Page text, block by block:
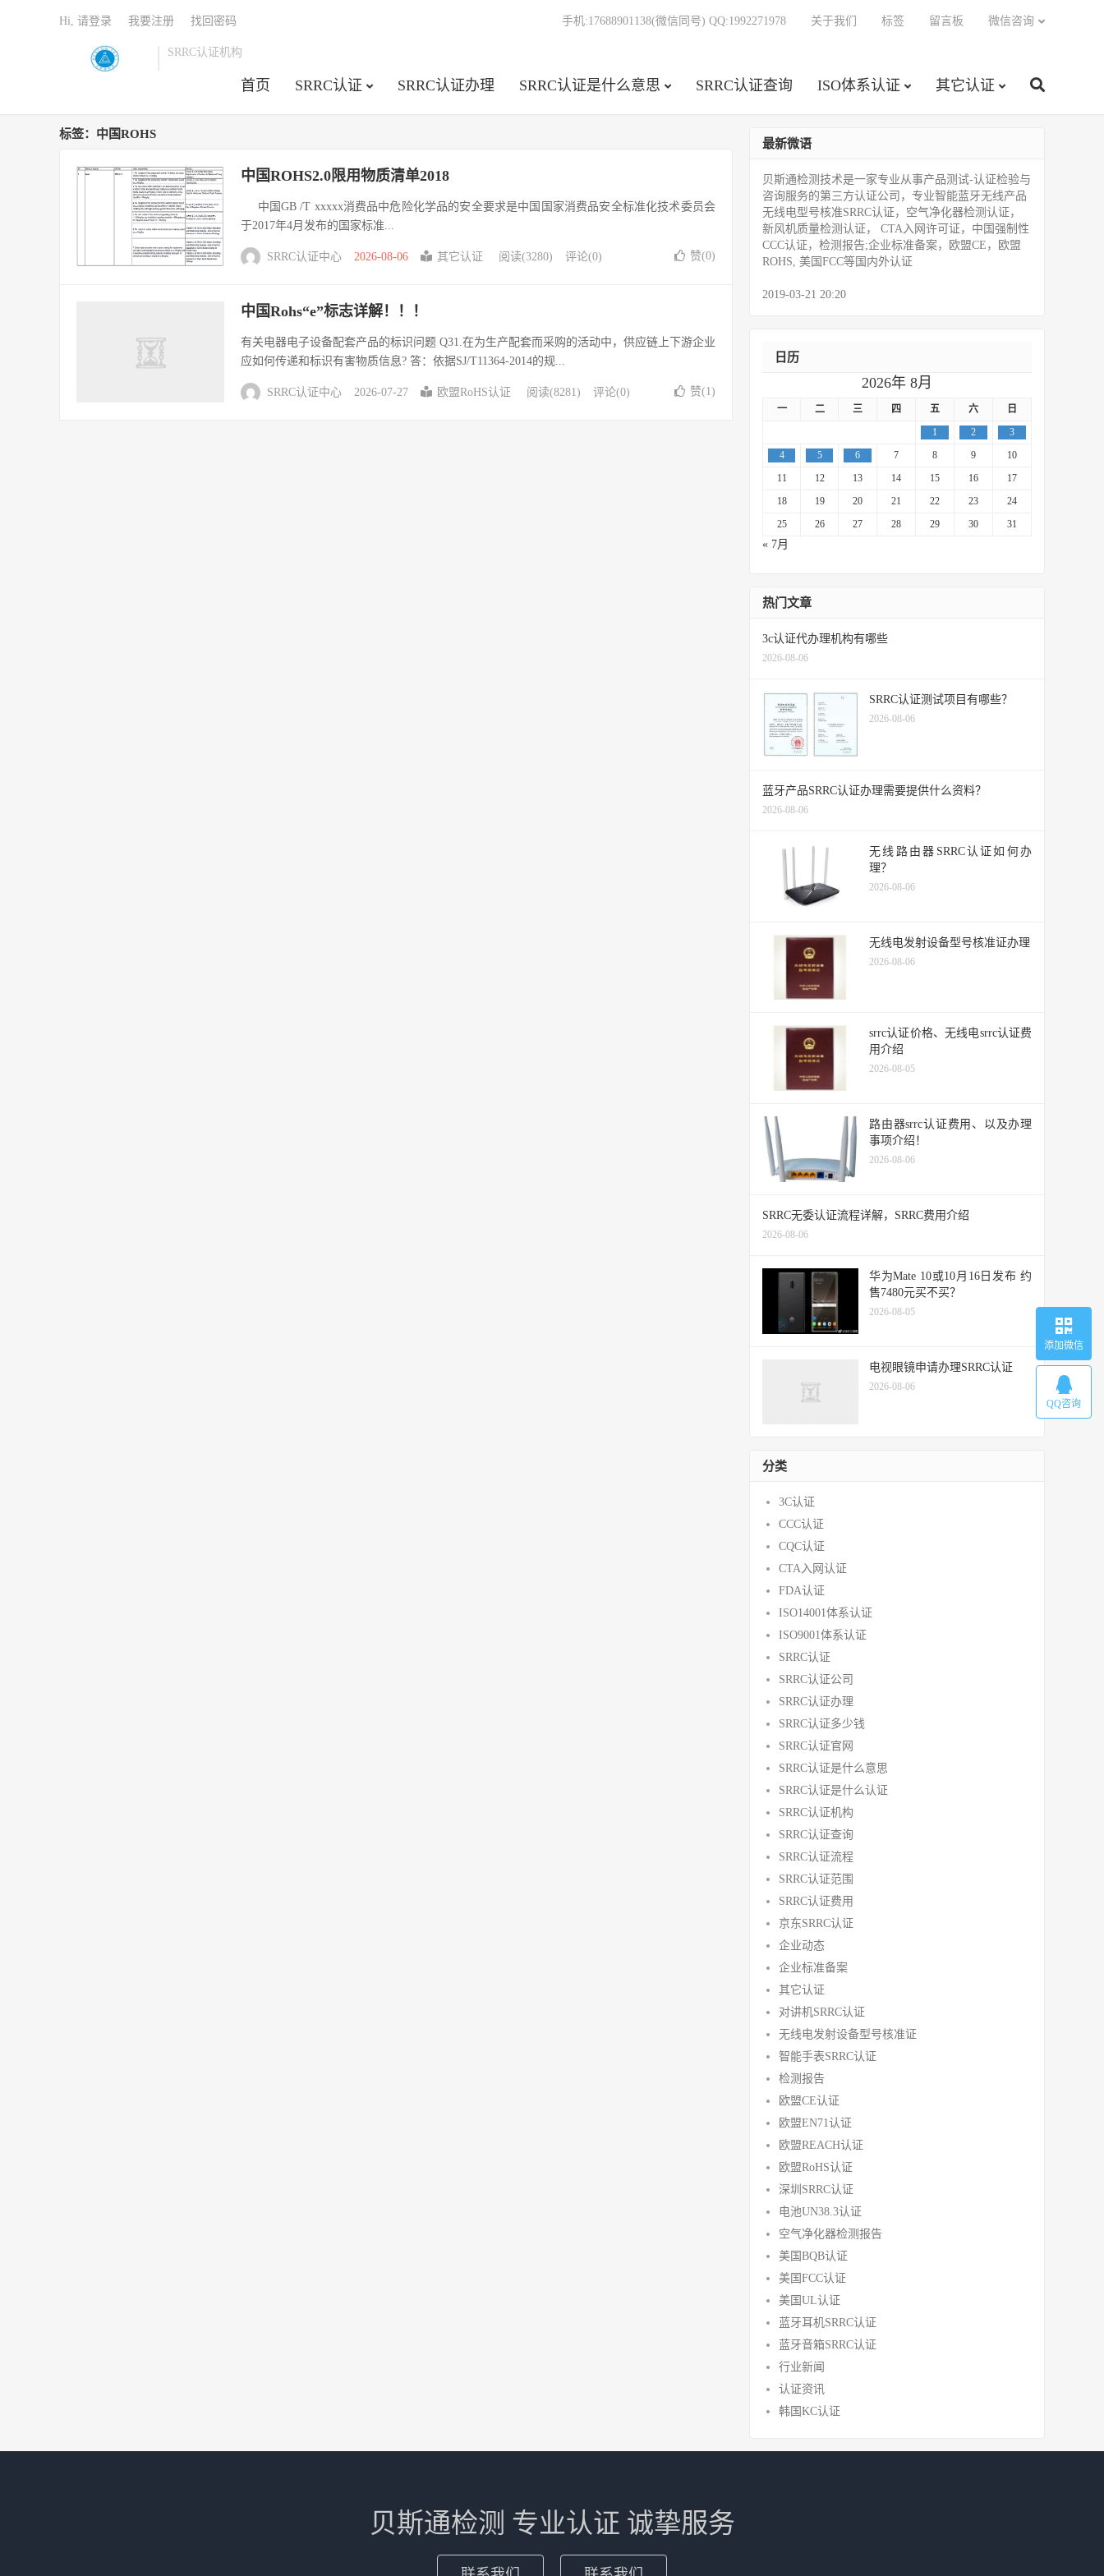
SRRC认证机构
首页 SRRC认证 SRRC认证办理 SRRC认证是什么意思 SRRC认证查询 ISO体系认证 其它认证
手机:17688901138(微信同号) QQ:1992271978 关于我们 标签 留言板 微信咨询
Hi, 请登录 我要注册 找回密码
标签：中国ROHS
中国ROHS2.0限用物质清单2018
中国GB /T xxxxx消费品中危险化学品的安全要求是中国国家消费品安全标准化技术委员会
于2017年4月发布的国家标准...
SRRC认证中心 2026-08-06 其它认证 阅读(3280) 评论(0) 赞(0)
中国Rohs“e”标志详解！！！
有关电器电子设备配套产品的标识问题 Q31.在为生产配套而采购的活动中，供应链上下游企业
应如何传递和标识有害物质信息? 答：依据SJ/T11364-2014的规...
SRRC认证中心 2026-07-27 欧盟RoHS认证 阅读(8281) 评论(0) 赞(1)
最新微语
贝斯通检测技术是一家专业从事产品测试­-认证检验与
咨询服务的第三方认证公司，专业智能蓝牙无线产品
无线电型号核准SRRC认证，空气净化器检测认证，
新风机质量检测认证， CTA入网许可证，中国强制性
CCC认证，检测报告;企业标准备案，欧盟CE，欧盟
ROHS, 美国FCC等国内外认证
2019-03-21 20:20
日历
2026年 8月
一 二 三 四 五 六
日
1
2
3
4
5 6 7 8 9
10
11
12 13 14 15 16
17
18
19 20 21 22 23
24
25
26 27 28 29 30 31
« 7月
热门文章
3c认证代办理机构有哪些
2026-08-06
SRRC认证测试项目有哪些？
2026-08-06
蓝牙产品SRRC认证办理需要提供什么资料？
2026-08-06
无线路由器SRRC认证如何办
理？
2026-08-06
无线电发射设备型号核准证办理
2026-08-06
srrc认证价格、无线电srrc认证费
用介绍
2026-08-05
路由器srrc认证费用、以及办理
事项介绍！
2026-08-06
SRRC无委认证流程详解，SRRC费用介绍
2026-08-06
华为Mate 10或10月16日发布 约
售7480元买不买？
2026-08-05
电视眼镜申请办理SRRC认证
2026-08-06
分类
3C认证
CCC认证
CQC认证
CTA入网认证
FDA认证
ISO14001体系认证
ISO9001体系认证
SRRC认证
SRRC认证公司
SRRC认证办理
SRRC认证多少钱
SRRC认证官网
SRRC认证是什么意思
SRRC认证是什么认证
SRRC认证机构
SRRC认证查询
SRRC认证流程
SRRC认证范围
SRRC认证费用
京东SRRC认证
企业动态
企业标准备案
其它认证
对讲机SRRC认证
无线电发射设备型号核准证
智能手表SRRC认证
检测报告
欧盟CE认证
欧盟EN71认证
欧盟REACH认证
欧盟RoHS认证
深圳SRRC认证
电池UN38.3认证
空气净化器检测报告
美国BQB认证
美国FCC认证
美国UL认证
蓝牙耳机SRRC认证
蓝牙音箱SRRC认证
行业新闻
认证资讯
韩国KC认证
贝斯通检测 专业认证 诚挚服务
添加微信
QQ咨询